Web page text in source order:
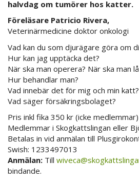
halvdag om tumörer hos katter.
Föreläsare Patricio Rivera,
Veterinärmedicine doktor onkologi
Vad kan du som djurägare göra om
Hur kan jag upptäcka det?
När ska man operera? När ska man
Hur behandlar man?
Vad innebär det för mig och min katt?
Vad säger försäkringsbolaget?
Pris inkl fika 350 kr (icke medlemmar)
Medlemmar i Skogkattslingan eller
Betalas in vid anmälan till
Swish: 1233497013
Anmälan: Till
bindande.